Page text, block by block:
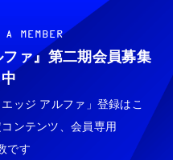
A MEMBER
ァ』 第二期会員募集
中
ッジ アルファ」登録はこ
ンテンツ、会員専用
です